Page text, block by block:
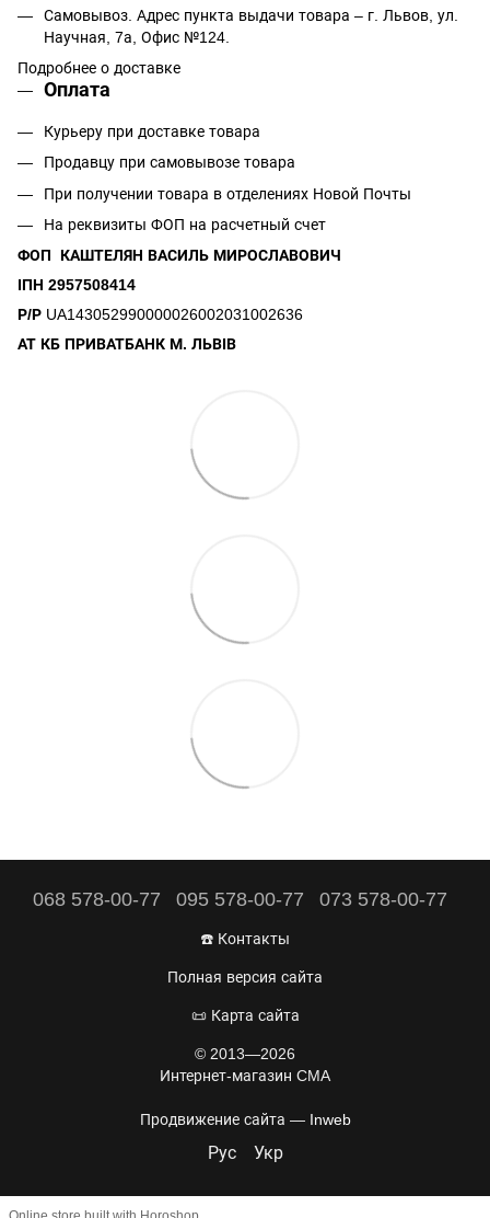
Самовывоз. Адрес пункта выдачи товара – г. Львов, ул.
Научная, 7а, Офис №124.
Подробнее о доставке
Оплата
Курьеру при доставке товара
Продавцу при самовывозе товара
При получении товара в отделениях Новой Почты
На реквизиты ФОП на расчетный счет
ФОП КАШТЕЛЯН ВАСИЛЬ МИРОСЛАВОВИЧ
ІПН 2957508414
Р/Р UA143052990000026002031002636
АТ КБ ПРИВАТБАНК М. ЛЬВІВ
068 578-00-77 095 578-00-77 073 578-00-77
☎️ Контакты
Полная версия сайта
📜 Карта сайта
© 2013—2026
Интернет-магазин CMA
Продвижение сайта — Inweb
Рус Укр